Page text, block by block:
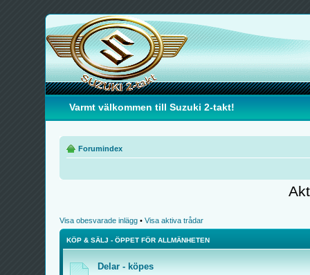
Varmt välkommen till Suzuki 2-takt!
Forumindex
Visa obesvarade inlägg • Visa aktiva trådar
KÖP & SÄLJ - ÖPPET FÖR ALLMÄNHETEN
Delar - köpes